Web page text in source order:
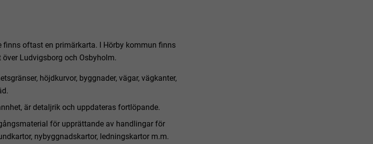
finns oftast en primärkarta. I Hörby kommun finns
Ludvigsborg och Osbyholm.
höjdkurvor, byggnader, vägar, vägkanter,
är detaljrik och uppdateras fortlöpande.
för upprättande av handlingar för
nybyggnadskartor, ledningskartor m.m.